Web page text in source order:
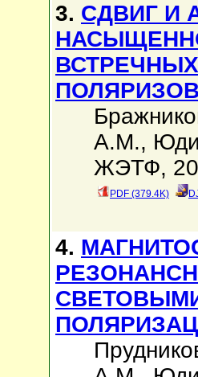
3. СДВИГ И
А.М.,
ЖЭТФ,
PDF (379.4K)
4.